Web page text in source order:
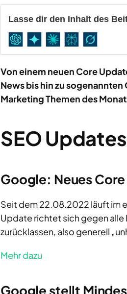
Lasse dir den Inhalt des
Von einem neuen Core
News bis hin zu
Marketing Themen des
SEO Updates
Google: Neues
Seit dem 22.08.2022 läuft im
Update richtet sich gegen alle
zurücklassen, also generell
Mehr dazu
Google stellt